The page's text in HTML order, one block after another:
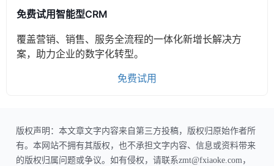
免费试用智能型CRM
覆盖营销、销售、服务全流程的一体化新增长解决方
案，助力企业的数字化转型。
免费试用
版权声明：本文章文字内容来自第三方投稿，版权归原始作者所
有。本网站不拥有其版权，也不承担文字内容、信息或资料带来
的版权归属问题或争议。如有侵权，请联系zmt@fxiaoke.com，